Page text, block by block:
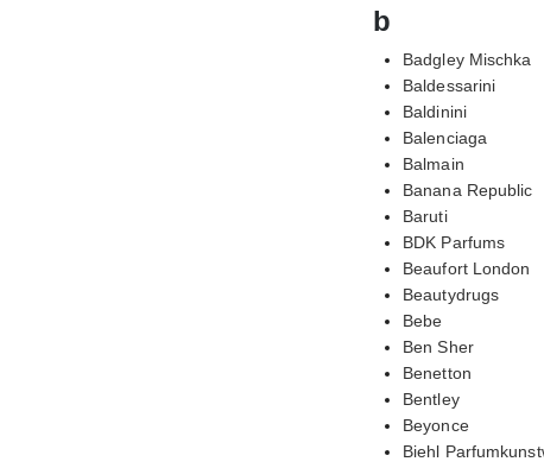
b
Badgley Mischka
Baldessarini
Baldinini
Balenciaga
Balmain
Banana Republic
Baruti
BDK Parfums
Beaufort London
Beautydrugs
Bebe
Ben Sher
Benetton
Bentley
Beyonce
Biehl